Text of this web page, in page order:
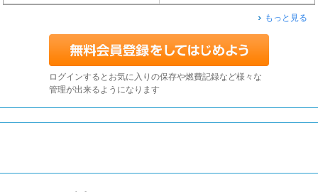
もっと見る
ログインするとお気に入りの保存や燃費記録など様々な
管理が出来るようになります